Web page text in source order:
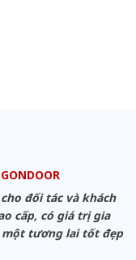
đối tác và khách
cấp, có giá trị gia
một tương lai tốt đẹp